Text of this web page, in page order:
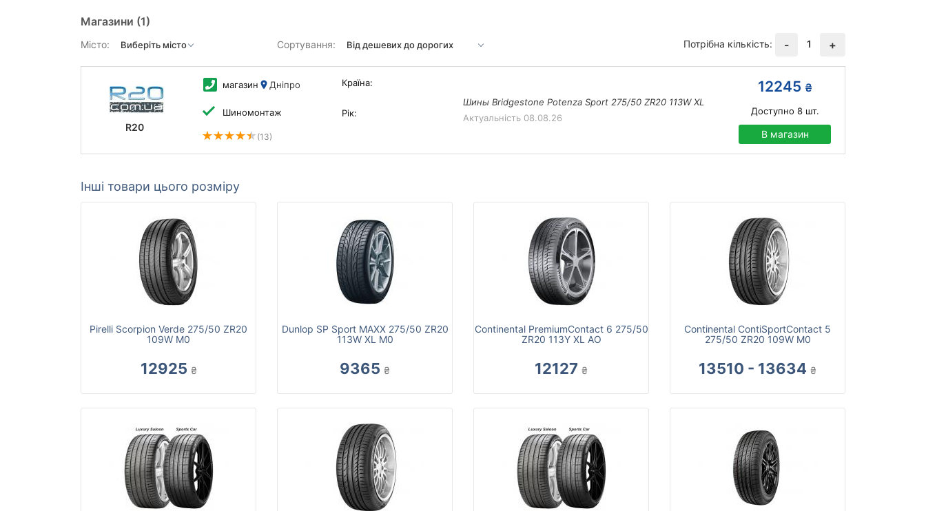
Магазини (1)
Місто: Сортування: Потрібна кількість: - 1 +
R20
магазин Дніпро
Шиномонтаж
(13)
Країна:
Рік:
Шины Bridgestone Potenza Sport 275/50 ZR20 113W XL
Актуальність 08.08.26
12245 ₴
Доступно 8шт.
В магазин
Інші товари цього розміру
Pirelli Scorpion Verde 275/50 ZR20
109W M0
12925 ₴
Dunlop SP Sport MAXX 275/50 ZR20
113W XL M0
9365 ₴
Continental PremiumContact 6 275/50
ZR20 113Y XL AO
12127 ₴
Continental ContiSportContact 5
275/50 ZR20 109W M0
13510 - 13634 ₴